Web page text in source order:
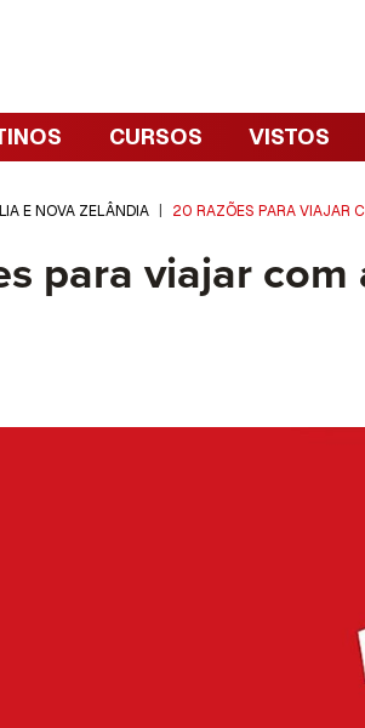
CURSOS VISTOS
E NOVA ZELÂNDIA 20 RAZÕES PARA VIAJAR
para viajar com